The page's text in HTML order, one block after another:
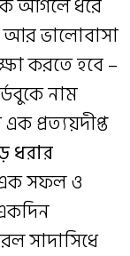
আর ভালোবাসা
করতে হবে –
নাম
প্রত্যয়দীপ্ত
ধরার
এক সফল ও
সাদাসিধে